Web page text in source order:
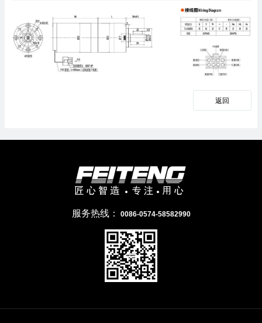
返回
服务热线： 0086-0574-58582990